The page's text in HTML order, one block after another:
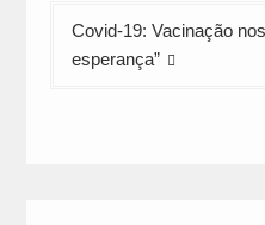
Covid-19: Vacinação
esperança”